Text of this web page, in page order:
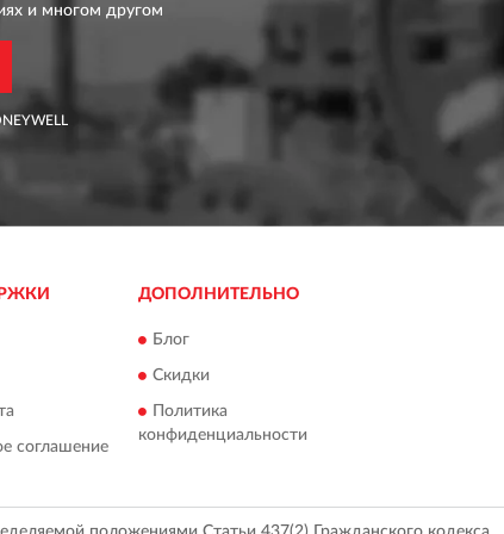
и многом другом
соглашение
ДОПОЛНИТЕЛЬНО
Блог
Скидки
Политика
конфиденциальности